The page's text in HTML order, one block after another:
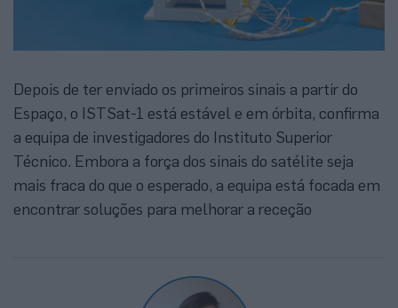
Depois de ter enviado os primeiros sinais a partir do
Espaço, o ISTSat-1 está estável e em órbita, confirma
a equipa de investigadores do Instituto Superior
Técnico. Embora a força dos sinais do satélite seja
mais fraca do que o esperado, a equipa está focada em
encontrar soluções para melhorar a receção